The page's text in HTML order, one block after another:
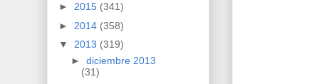
► 2015 (341)
► 2014 (358)
▼ 2013 (319)
► diciembre 2013
(31)